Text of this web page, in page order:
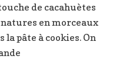
de cacahuètes
natures en morceaux
pâte à cookies. On